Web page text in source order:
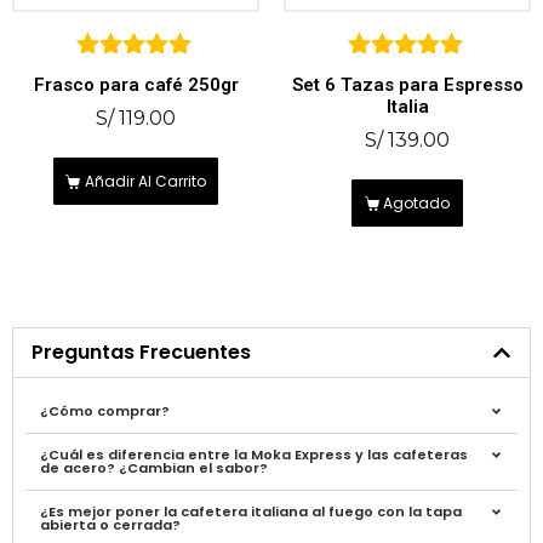
sobre 5
Frasco para café 250gr
S/119.00
Añadir Al Carrito
sobre 5
Set 6 Tazas para Espresso
Italia
S/139.00
Agotado
Preguntas Frecuentes
¿Cómo comprar?
¿Cuál es diferencia entre la Moka Express y las cafeteras
de acero? ¿Cambian el sabor?
¿Es mejor poner la cafetera italiana al fuego con la tapa
abierta o cerrada?